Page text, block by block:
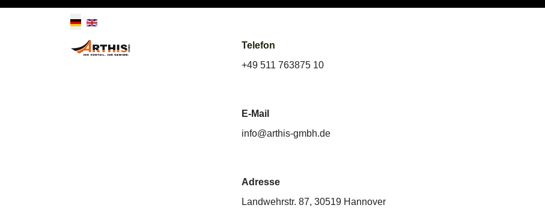
Telefon
+49 511 763875 10
E-Mail
info@arthis-gmbh.de
Adresse
Landwehrstr. 87, 30519 Hannover